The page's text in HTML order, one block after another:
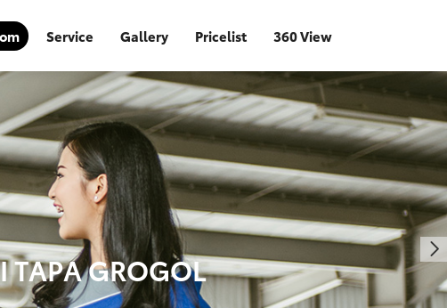
Service Gallery Pricelist 360 View
TAPA GROGOL